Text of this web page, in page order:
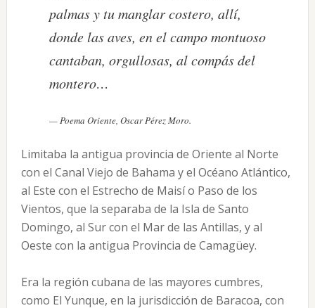
palmas y tu manglar costero, allí,
donde las aves, en el campo montuoso
cantaban, orgullosas, al compás del
montero…
— Poema Oriente, Oscar Pérez Moro.
Limitaba la antigua provincia de Oriente al Norte
con el Canal Viejo de Bahama y el Océano Atlántico,
al Este con el Estrecho de Maisí o Paso de los
Vientos, que la separaba de la Isla de Santo
Domingo, al Sur con el Mar de las Antillas, y al
Oeste con la antigua Provincia de Camagüey.
Era la región cubana de las mayores cumbres,
como El Yunque, en la jurisdicción de Baracoa, con